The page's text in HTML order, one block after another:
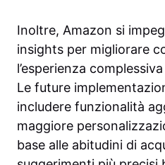
Inoltre, Amazon si
insights per migliorare
l’esperienza
Le future
includere funzionalità
maggiore
base alle abitudini di